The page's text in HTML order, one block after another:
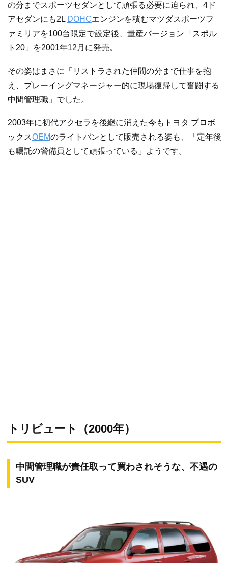
の分までスポーツセダンとして頑張る必要に迫られ、4ド
アセダンにも2L DOHCエンジンを積むマツダスポーツフ
ァミリアを100台限定で設定後、量産バージョン「スポル
ト20」を2001年12月に発売。
その姿はまさに「リストラされた仲間の分まで仕事を抱
え、プレーイングマネージャー的に現場復帰して奮闘する
中間管理職」でした。
2003年に初代アクセラを後継に消えた今もトヨタ プロボ
ックスOEMのライトバンとして販売される姿も、「定年後
も嘱託の警備員として頑張っている」ようです。
トリビュート（2000年）
中間管理職が責任取って買わされそうな、不遇の
SUV